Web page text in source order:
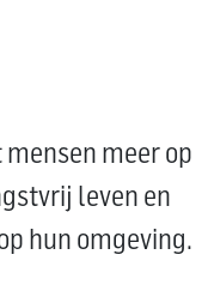
meer op
leven en
hun omgeving.